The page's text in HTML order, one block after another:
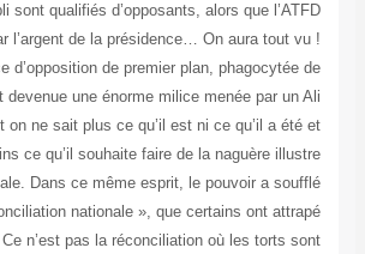
sont qualifiés d’opposants, alors que l’ATFD
l’argent de la présidence… On aura tout vu !
d’opposition de premier plan, phagocytée de
devenue une énorme milice menée par un Ali
on ne sait plus ce qu’il est ni ce qu’il a été et
ce qu’il souhaite faire de la naguère illustre
Dans ce même esprit, le pouvoir a soufflé
nationale », que certains ont attrapé
Ce n’est pas la réconciliation où les torts sont